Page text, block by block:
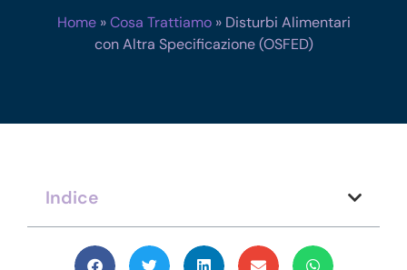
Home»Cosa Trattiamo» Disturbi Alimentari
con Altra Specificazione (OSFED)
Indice